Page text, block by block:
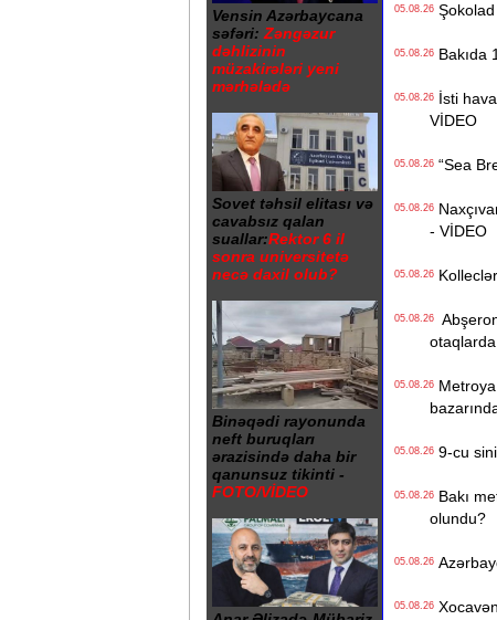
Vensin Azərbaycana
səfəri: Zəngəzur
dəhlizinin
müzakirələri yeni
mərhələdə
Sovet təhsil elitası və
cavabsız qalan
suallar:Rektor 6 il
sonra universitetə
necə daxil olub?
Binəqədi rayonunda
neft buruqları
ərazisində daha bir
qanunsuz tikinti -
FOTO/VİDEO
05.08.26Şokolad
05.08.26Bakıda
05.08.26İsti
VİDEO
05.08.26“Sea
05.08.26
- VİDEO
05.08.26
05.08.26Abşeron
otaqlarda
05.08.26Metroya
05.08.269-cu sinif
05.08.26Bakı
olundu?
05.08.26
05.08.26